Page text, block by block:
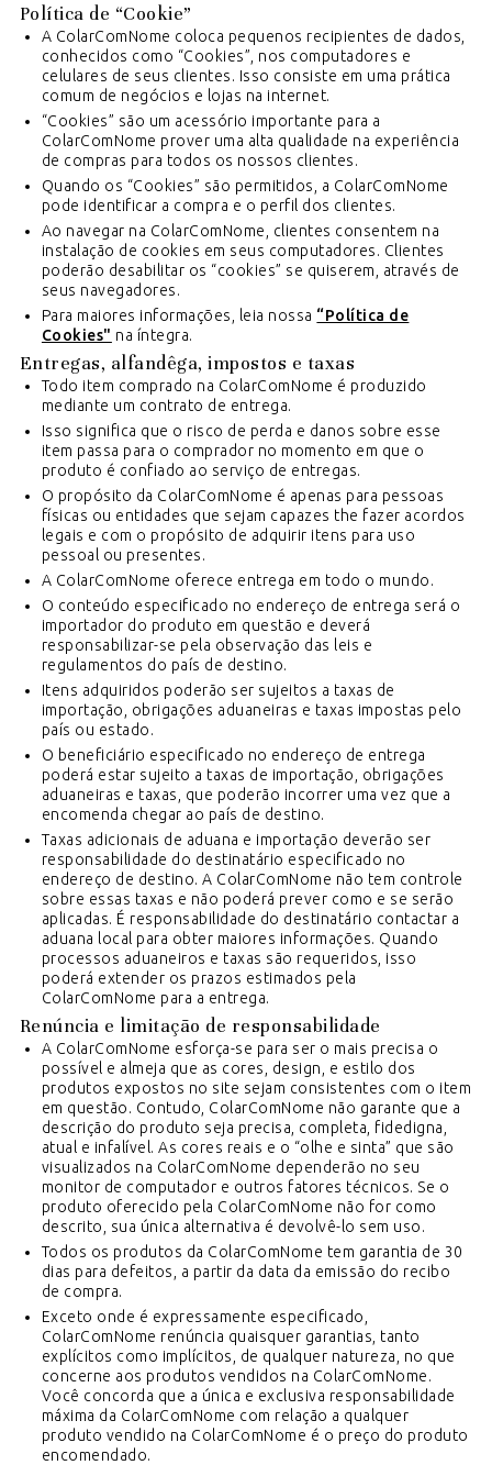
Política de “Cookie”
A ColarComNome coloca pequenos recipientes de dados,
conhecidos como “Cookies”, nos computadores e
celulares de seus clientes. Isso consiste em uma prática
comum de negócios e lojas na internet.
“Cookies” são um acessório importante para a
ColarComNome prover uma alta qualidade na experiência
de compras para todos os nossos clientes.
Quando os “Cookies” são permitidos, a ColarComNome
pode identificar a compra e o perfil dos clientes.
Ao navegar na ColarComNome, clientes consentem na
instalação de cookies em seus computadores. Clientes
poderão desabilitar os “cookies” se quiserem, através de
seus navegadores.
Para maiores informações, leia nossa “Política de
Cookies" na íntegra.
Entregas, alfandêga, impostos e taxas
Todo item comprado na ColarComNome é produzido
mediante um contrato de entrega.
Isso significa que o risco de perda e danos sobre esse
item passa para o comprador no momento em que o
produto é confiado ao serviço de entregas.
O propósito da ColarComNome é apenas para pessoas
físicas ou entidades que sejam capazes the fazer acordos
legais e com o propósito de adquirir itens para uso
pessoal ou presentes.
A ColarComNome oferece entrega em todo o mundo.
O conteúdo especificado no endereço de entrega será o
importador do produto em questão e deverá
responsabilizar-se pela observação das leis e
regulamentos do país de destino.
Itens adquiridos poderão ser sujeitos a taxas de
importação, obrigações aduaneiras e taxas impostas pelo
país ou estado.
O beneficiário especificado no endereço de entrega
poderá estar sujeito a taxas de importação, obrigações
aduaneiras e taxas, que poderão incorrer uma vez que a
encomenda chegar ao país de destino.
Taxas adicionais de aduana e importação deverão ser
responsabilidade do destinatário especificado no
endereço de destino. A ColarComNome não tem controle
sobre essas taxas e não poderá prever como e se serão
aplicadas. É responsabilidade do destinatário contactar a
aduana local para obter maiores informações. Quando
processos aduaneiros e taxas são requeridos, isso
poderá extender os prazos estimados pela
ColarComNome para a entrega.
Renúncia e limitação de responsabilidade
A ColarComNome esforça-se para ser o mais precisa o
possível e almeja que as cores, design, e estilo dos
produtos expostos no site sejam consistentes com o item
em questão. Contudo, ColarComNome não garante que a
descrição do produto seja precisa, completa, fidedigna,
atual e infalível. As cores reais e o “olhe e sinta” que são
visualizados na ColarComNome dependerão no seu
monitor de computador e outros fatores técnicos. Se o
produto oferecido pela ColarComNome não for como
descrito, sua única alternativa é devolvê-lo sem uso.
Todos os produtos da ColarComNome tem garantia de 30
dias para defeitos, a partir da data da emissão do recibo
de compra.
Exceto onde é expressamente especificado,
ColarComNome renúncia quaisquer garantias, tanto
explícitos como implícitos, de qualquer natureza, no que
concerne aos produtos vendidos na ColarComNome.
Você concorda que a única e exclusiva responsabilidade
máxima da ColarComNome com relação a qualquer
produto vendido na ColarComNome é o preço do produto
encomendado.